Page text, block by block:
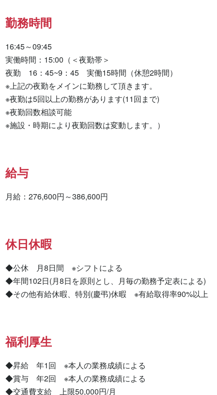
勤務時間
16:45～09:45
実働時間：15:00（＜夜勤帯＞
夜勤　16：45~9：45　実働15時間（休憩2時間）
※上記の夜勤をメインに勤務して頂きます。
※夜勤は5回以上の勤務があります(11回まで)
※夜勤回数相談可能
※施設・時期により夜勤回数は変動します。）
給与
月給：276,600円～386,600円
休日休暇
◆公休　月8日間　※シフトによる
◆年間102日(月8日を原則とし、月毎の勤務予定表による)
◆その他有給休暇、特別(慶弔)休暇　※有給取得率90%以上
福利厚生
◆昇給　年1回　※本人の業務成績による
◆賞与　年2回　※本人の業務成績による
◆交通費支給　上限50,000円/月